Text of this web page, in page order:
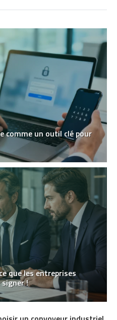
comme un outil clé pour
que les entreprises
!